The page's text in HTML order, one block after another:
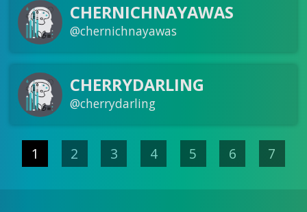
CHERNICHNAYAWAS
@chernichnayawas
CHERRYDARLING
@cherrydarling
1 2 3 4 5 6 7